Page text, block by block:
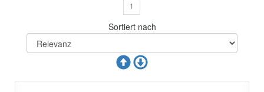
1
Sortiert nach